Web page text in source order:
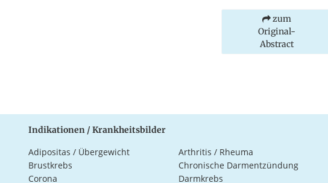
zum
Original-
Abstract
Indikationen / Krankheitsbilder
Adipositas / Übergewicht Arthritis / Rheuma
Brustkrebs
Chronische Darmentzündung
Corona
Darmkrebs